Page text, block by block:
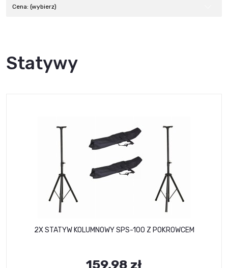
Cena: (wybierz)
Statywy
2X STATYW KOLUMNOWY SPS-100 Z POKROWCEM
159,98 zł